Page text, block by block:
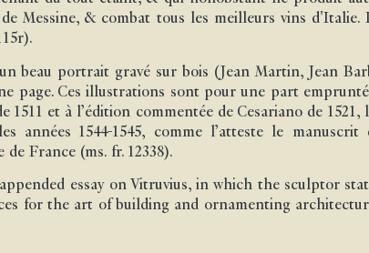
Messine, & combat tous les meilleurs vins d'Italie.
beau portrait gravé sur bois (Jean Martin, Jean
page. Ces illustrations sont pour une part
et à l’édition commentée de Cesariano de 1521,
années 1544-1545, comme l’atteste le manuscrit
France (ms. fr. 12338).
essay on Vitruvius, in which the sculptor
for the art of building and ornamenting